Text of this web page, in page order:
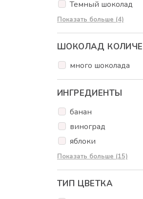
Темный шоколад
Клубничный
Лимонный
Карамельный
Апельсиновый
Показать больше (4)
ШОКОЛАД
много шоколада
ИНГРЕДИЕНТЫ
банан
виноград
яблоки
клубника
лесные фрукты
инжир
Показать больше (15)
ТИП ЦВЕТКА